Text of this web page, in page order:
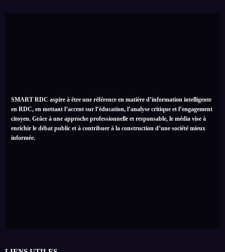
SMART RDC aspire à être une référence en matière d’information intelligente
en RDC, en mettant l’accent sur l’éducation, l’analyse critique et l’engagement
citoyen. Grâce à une approche professionnelle et responsable, le média vise à
enrichir le débat public et à contribuer à la construction d’une société mieux
informée.